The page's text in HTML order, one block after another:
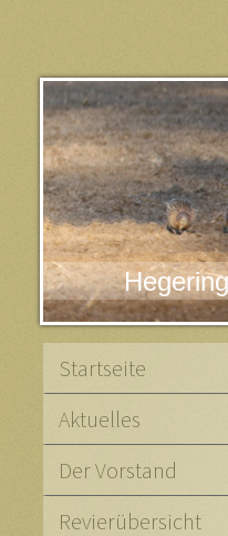
Startseite
Aktuelles
Der Vorstand
Revierübersicht